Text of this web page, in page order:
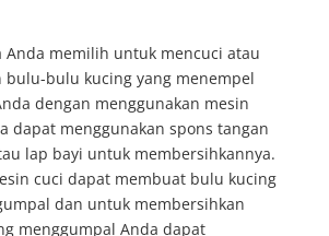
Anda memilih untuk mencuci atau
bulu-bulu kucing yang menempel
dengan menggunakan mesin
dapat menggunakan spons tangan
lap bayi untuk membersihkannya.
cuci dapat membuat bulu kucing
dan untuk membersihkan
menggumpal Anda dapat